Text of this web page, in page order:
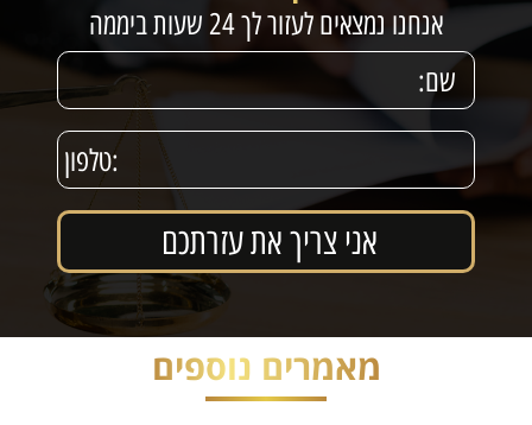
אנחנו נמצאים לעזור לך 24 שעות ביממה
מאמרים נוספים